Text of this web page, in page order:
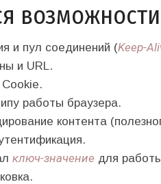
возможности
и пул соединений (Keep-
и URL.
работы браузера.
контента
ключ-значение для